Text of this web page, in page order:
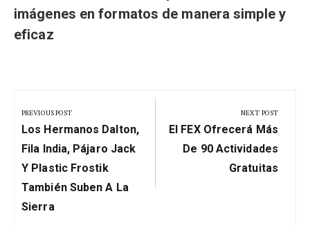
imágenes en formatos de manera simple y
eficaz
de
entradas
PREVIOUS POST
Previous
Post:
Los Hermanos Dalton,
Fila India, Pájaro Jack
Y Plastic Frostik
También Suben A La
Sierra
NEXT POST
Next
Post:
El FEX Ofrecerá Más
De 90 Actividades
Gratuitas